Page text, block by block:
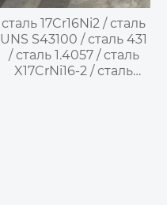
сталь 17Cr16Ni2 / сталь
UNS S43100 / сталь 431
/ сталь 1.4057 / сталь
X17CrNi16-2 / сталь